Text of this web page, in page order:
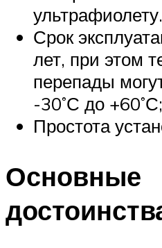
ультрафиолету.
Срок
лет, при этом
перепады
-30˚С до +60˚С;
Простота
Основные